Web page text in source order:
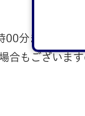
分まで
合もございま